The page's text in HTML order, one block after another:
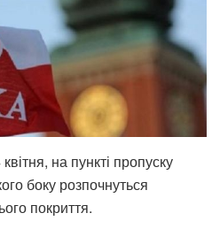
на пункті пропуску
боку розпочнуться
покриття.